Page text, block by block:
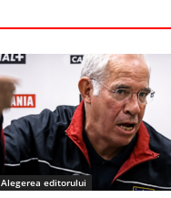
Alegerea editorului